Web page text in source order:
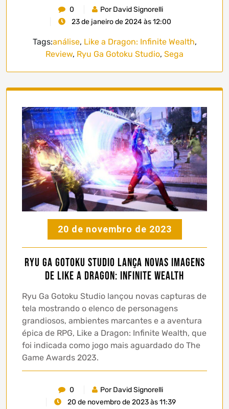
0
Por David Signorelli
23 de janeiro de 2024 às 12:00
Tags:análise, Like a Dragon: Infinite Wealth,
Review, Ryu Ga Gotoku Studio, Sega
20 de novembro de 2023
Ryu Ga Gotoku Studio lança novas imagens
de Like a Dragon: Infinite Wealth
Ryu Ga Gotoku Studio lançou novas capturas de
tela mostrando o elenco de personagens
grandiosos, ambientes marcantes e a aventura
épica de RPG, Like a Dragon: Infinite Wealth, que
foi indicada como jogo mais aguardado do The
Game Awards 2023.
0
Por David Signorelli
20 de novembro de 2023 às 11:39